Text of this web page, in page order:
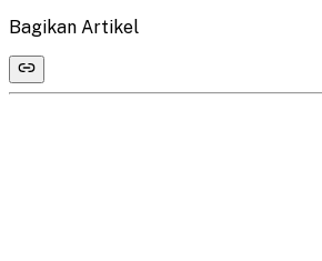
Bagikan Artikel